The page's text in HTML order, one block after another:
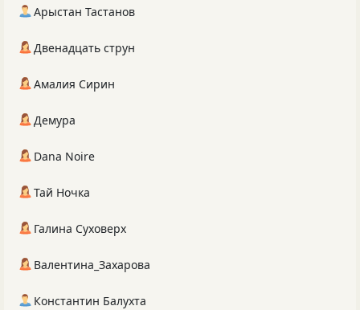
Арыстан Тастанов
Двенадцать струн
Амалия Сирин
Демура
Dana Noire
Тай Ночка
Галина Суховерх
Валентина_Захарова
Константин Балухта